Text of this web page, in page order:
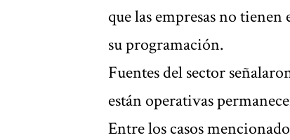
que las empresas no
su programación.
Fuentes del sector
están operativas
Entre los casos